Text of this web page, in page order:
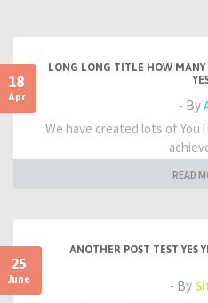
18
Apr
LONG LONG TITLE HOW MANY
- By
We have created lots of
READ
25
June
ANOTHER POST TEST YES
- By